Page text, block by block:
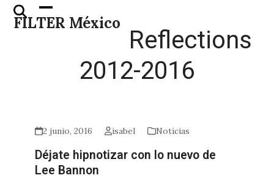
Skip
FILTER México
Open
mobile
Close
mobile
Reflections
2012-2016
2 junio, 2016 isabel Noticias
Déjate hipnotizar con lo nuevo de
Lee Bannon